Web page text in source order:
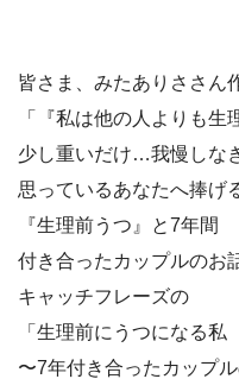
皆さま、みたありささん
「『私は他の人よりも生
少し重いだけ…我慢しな
思っているあなたへ捧げ
『生理前うつ』と7年間
付き合ったカップルのお
キャッチフレーズの
「生理前にうつになる私
〜7年付き合ったカップ